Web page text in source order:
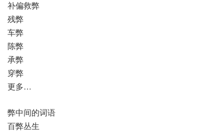
补偏救弊
残弊
车弊
陈弊
承弊
穿弊
更多…
弊中间的词语
百弊丛生